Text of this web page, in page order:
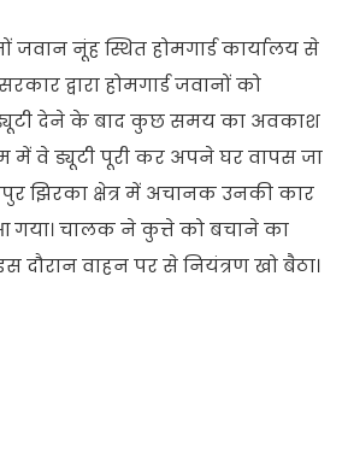
जवान नूंह स्थित होमगार्ड कार्यालय से
द्वारा होमगार्ड जवानों को
ड्यूटी देने के बाद कुछ समय का अवकाश
में वे ड्यूटी पूरी कर अपने घर वापस जा
झिरका क्षेत्र में अचानक उनकी कार
चालक ने कुत्ते को बचाने का
दौरान वाहन पर से नियंत्रण खो बैठा।